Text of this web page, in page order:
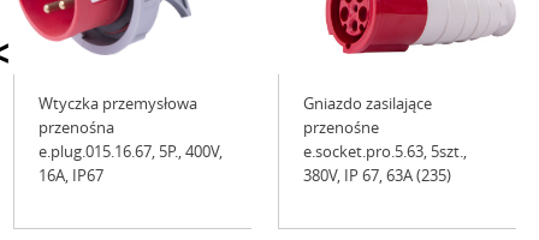
Wtyczka przemysłowa
przenośna
e.plug.015.16.67, 5P., 400V,
16А, IP67
Gniazdo zasilające
przenośne
e.socket.pro.5.63, 5szt.,
380V, IP 67, 63A (235)